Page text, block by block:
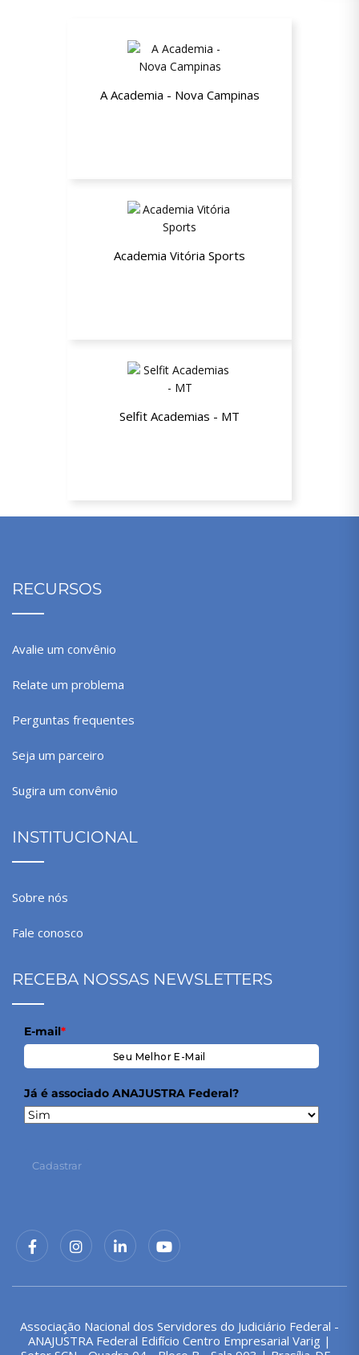
A Academia - Nova Campinas
Academia Vitória Sports
Selfit Academias - MT
RECURSOS
Avalie um convênio
Relate um problema
Perguntas frequentes
Seja um parceiro
Sugira um convênio
INSTITUCIONAL
Sobre nós
Fale conosco
RECEBA NOSSAS NEWSLETTERS
E-mail*
Já é associado ANAJUSTRA Federal?
Cadastrar
Associação Nacional dos Servidores do Judiciário Federal -
ANAJUSTRA Federal Edifício Centro Empresarial Varig |